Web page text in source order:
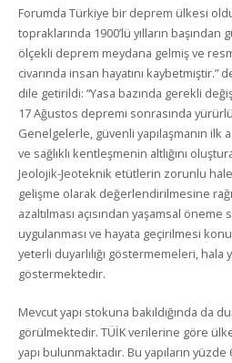
Forumda Türkiye bir deprem ülkesi
topraklarında 1900’lü yılların
ölçekli deprem meydana gelmiş ve
civarında insan hayatını kaybetmiştir.”
dile getirildi: “Yasa bazında gerekli
17 Ağustos depremi sonrasında
Genelgelerle, güvenli yapılaşmanın ilk
ve sağlıklı kentleşmenin altlığını
Jeolojik-Jeoteknik etütlerin zorunlu
gelişme olarak değerlendirilmesine
azaltılması açısından yaşamsal
uygulanması ve hayata geçirilmesi
yeterli duyarlılığı göstermemeleri, hala
göstermektedir.
Mevcut yapı stokuna bakıldığında da
görülmektedir. TÜİK verilerine göre
yapı bulunmaktadır. Bu yapıların yüzde